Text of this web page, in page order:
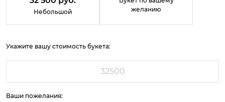
Небольшой
желанию
Укажите вашу стоимость букета:
Ваши пожелания: